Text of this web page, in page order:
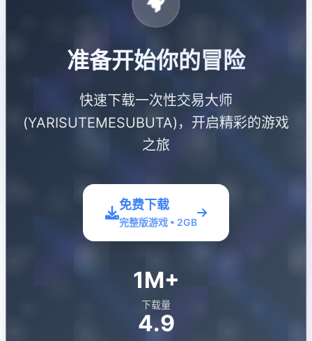
准备开始你的冒险
快速下载一次性交易大师
(YARISUTEMESUBUTA)，开启精彩的游戏
之旅
免费下载
完整版游戏 • 2GB
1M+
下载量
4.9